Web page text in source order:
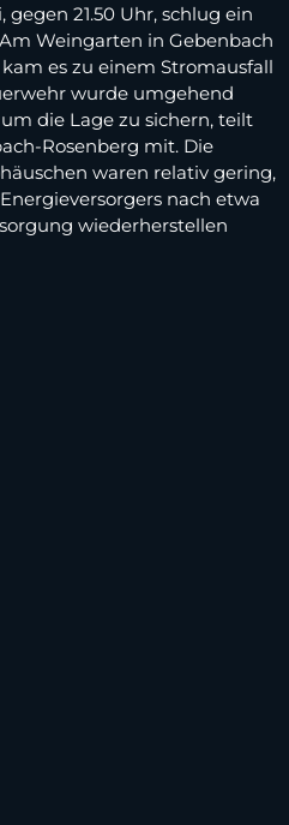
21.50 Uhr, schlug ein
Weingarten in Gebenbach
es zu einem Stromausfall
wurde umgehend
die Lage zu sichern, teilt
Rosenberg mit. Die
waren relativ gering,
nach etwa
wiederherstellen